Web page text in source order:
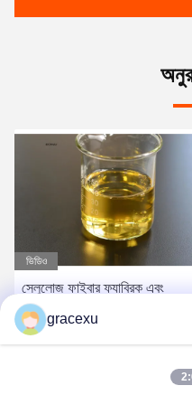
ভিডিও
সেলুলোজ ফাইবার ফ্যাব্রিক এবং
মিশ্রিত ফ্যাব্রিক বা পোশাকের জন্য
নিরপেক্ষ ওয়াশিং এঞ্জাইম ওয়াশিং
gracexu